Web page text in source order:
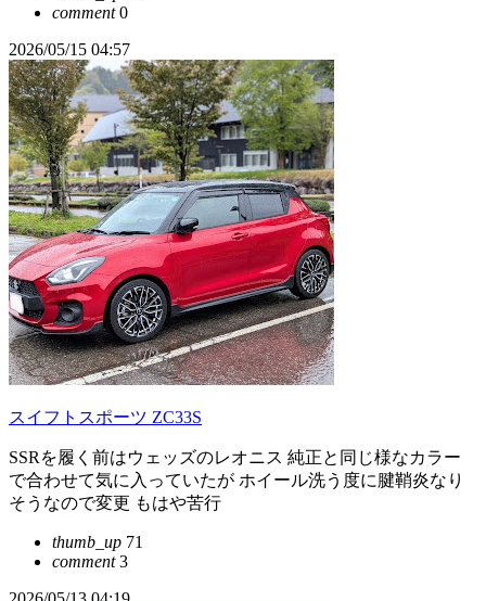
comment0
2026/05/15 04:57
スイフトスポーツ ZC33S
SSRを履く前はウェッズのレオニス 純正と同じ様なカラー
で合わせて気に入っていたが ホイール洗う度に腱鞘炎なり
そうなので変更 もはや苦行
thumb_up 71
comment3